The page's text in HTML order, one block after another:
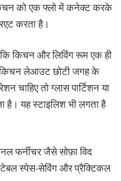
को एक फ्लो में कनेक्ट करके
करता है।
किचन और लिविंग रूम एक ही
किचन लेआउट छोटी जगह के
चाहिए तो ग्लास पार्टिशन या
है। यह स्टाइलिश भी लगता है
फर्नीचर जैसे सोफ़ा विद
स्पेस-सेविंग और प्रैक्टिकल